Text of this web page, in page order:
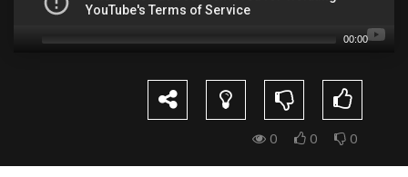
00:00
0 0 0